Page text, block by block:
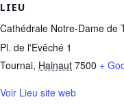
LIEU
Cathédrale Notre-Dame de
Pl. de l'Evêché 1
Tournai, Hainaut 7500 +
Voir Lieu site web